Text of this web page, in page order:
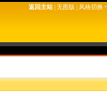
返回主站|无图版|风格切换